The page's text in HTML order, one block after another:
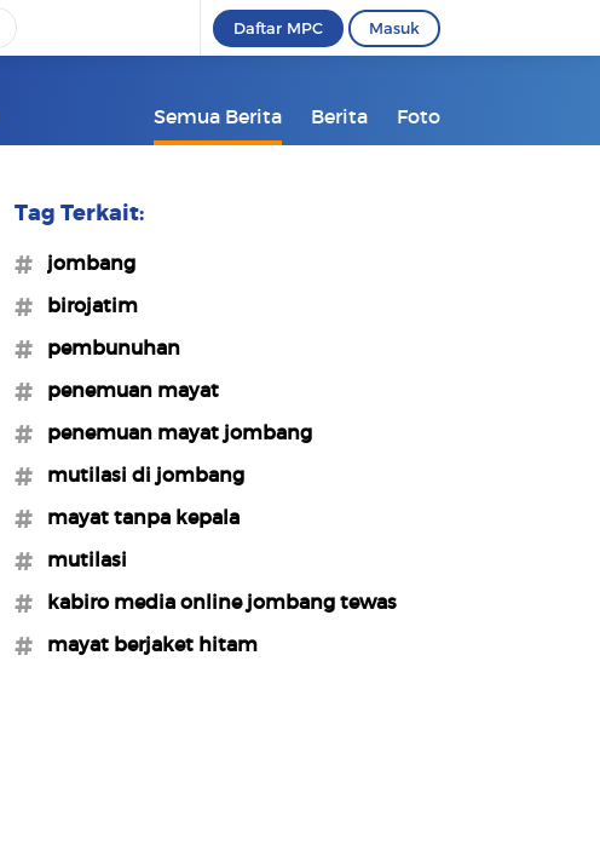
Daftar MPC Masuk
Semua Berita Berita Foto
Tag Terkait:
#jombang
#birojatim
#pembunuhan
#penemuan mayat
#penemuan mayat jombang
#mutilasi di jombang
#mayat tanpa kepala
#mutilasi
#kabiro media online jombang tewas
#mayat berjaket hitam